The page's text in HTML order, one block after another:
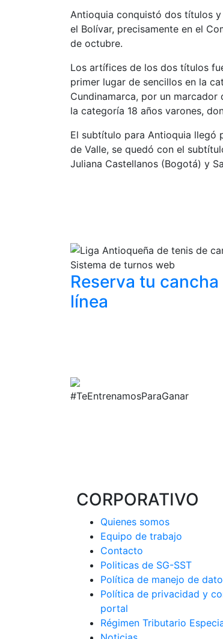
Antioquia conquistó dos títulos
el Bolívar, precisamente en el
de octubre.
Los artífices de los dos títulos
primer lugar de sencillos en la
Cundinamarca, por un
la categoría 18 años varones,
El subtítulo para Antioquia llegó
de Valle, se quedó con el
Juliana Castellanos (Bogotá) y
Reserva tu cancha
línea
#TeEntrenamosParaGanar
CORPORATIVO
Quienes somos
Equipo de trabajo
Contacto
Politicas de SG-SST
Política de manejo de
Política de privacidad y
portal
Régimen Tributario